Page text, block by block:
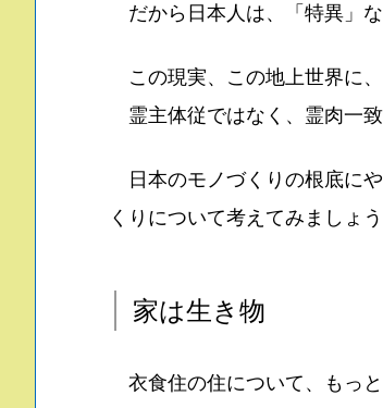
だから日本人は、「特異」
この現実、この地上世界に
霊主体従ではなく、霊肉一致
日本のモノづくりの根底に
くりについて考えてみましょう
家は生き物
衣食住の住について、もっ